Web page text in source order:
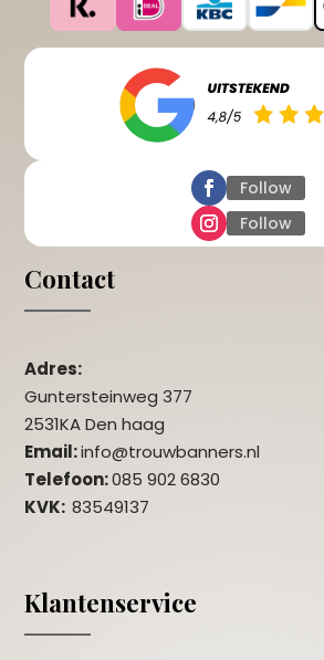
Follow
Follow
Contact
Adres:
Guntersteinweg 377
2531KA Den haag
Email:info@trouwbanners.nl
Telefoon:085 902 6830
KVK:83549137
Klantenservice